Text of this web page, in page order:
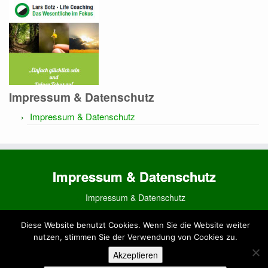
Impressum & Datenschutz
Impressum & Datenschutz
Impressum & Datenschutz
Impressum & Datenschutz
Lars Botz Life Coaching
LARSBOTZ
·
Diese Website benutzt Cookies. Wenn Sie die Website weiter
nutzen, stimmen Sie der Verwendung von Cookies zu.
Akzeptieren